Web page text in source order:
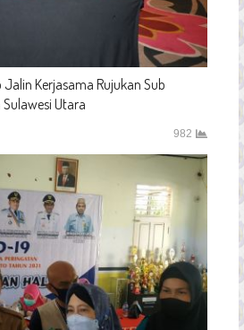
Kerjasama Rujukan Sub
Sulawesi Utara
982